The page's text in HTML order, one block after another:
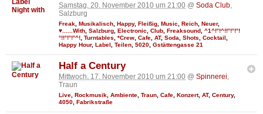
Samstag, 20. November 2010 um 21:00 @ Soda Club
Salzburg
Freak Musikalisch Happy, Fleißig Music Reich Neuer,
♥......With Salzburg Electronic Club Freaksound ^1^!°!^!!°!°!°!
°!!°!°!°^! Turntables *Crew Cafe AT, Soda Shots Cocktail
Happy Hour, Label Teilen 5020 Gstättengasse 21
Half a Century
Mittwoch, 17. November 2010 um 21:00 @ Spinnerei,
Traun
Live Rockmusik Ambiente Traun Cafe Konzert, AT, Century,
4050 Fabrikstraße